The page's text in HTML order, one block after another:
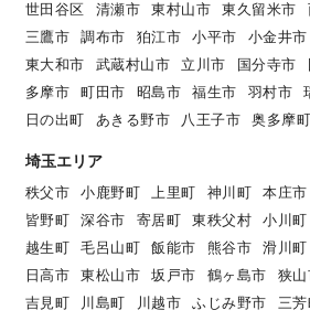
世田谷区
清瀬市 東村山市 東久留米市
三鷹市
調布市 狛江市 小平市 小金井市
東大和市
武蔵村山市 立川市 国分寺市
多摩市
町田市 昭島市 福生市 羽村市
日の出町
あきる野市 八王子市 奥多摩町
埼玉エリア
秩父市
小鹿野町 上里町 神川町 本庄市
皆野町
深谷市 寄居町 東秩父村 小川町
越生町
毛呂山町 飯能市 熊谷市 滑川町
日高市
東松山市 坂戸市 鶴ヶ島市 狭山
吉見町
川島町 川越市 ふじみ野市 三芳